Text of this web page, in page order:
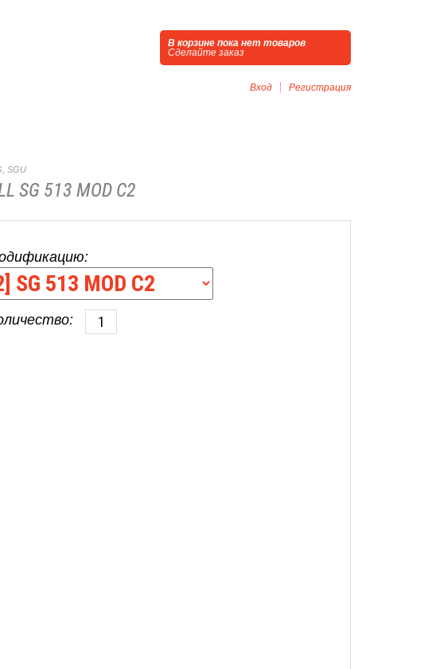
В корзине пока нет товаров
Сделайте заказ
Вход Регистрация
SGU
SG 513 MOD C2